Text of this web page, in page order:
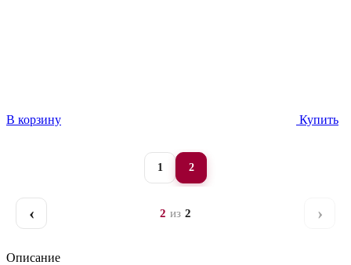
В корзину Купить
‹Назад
1 2
2 из 2 ›
Описание